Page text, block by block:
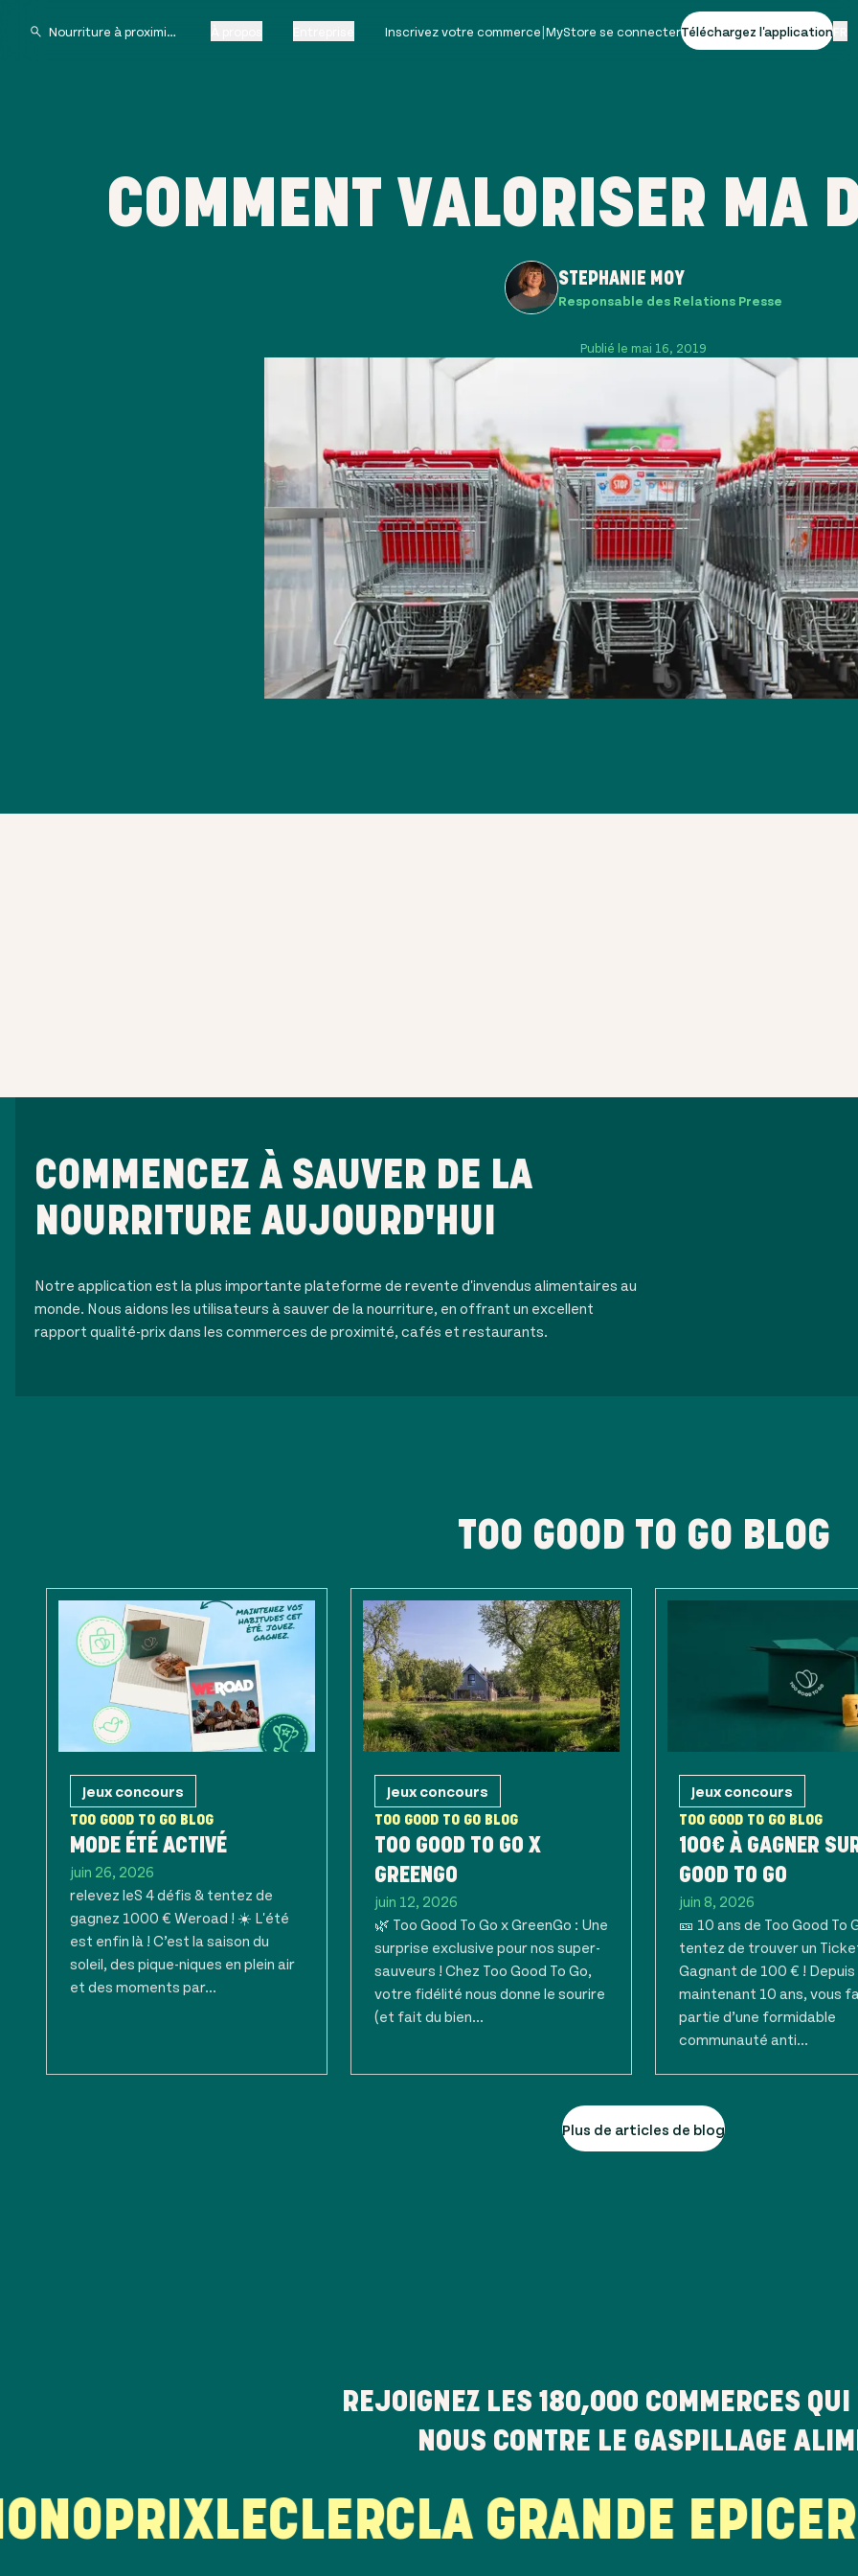
Inscrivez votre commerce|MyStore se connecterTéléchargez l'application
COMMENT VALORISER MA
STEPHANIE MOY
Responsable des Relations Presse
Publié le mai 16, 2019
COMMENCEZ À SAUVER DE LA
NOURRITURE AUJOURD'HUI
Notre application est la plus importante plateforme de revente d'invendus alimentaires au
monde. Nous aidons les utilisateurs à sauver de la nourriture, en offrant un excellent
rapport qualité-prix dans les commerces de proximité, cafés et restaurants.
TOO GOOD TO GO BLOG
Jeux concours
TOO GOOD TO GO BLOG
MODE ÉTÉ ACTIVÉ
juin 26, 2026
relevez leS 4 défis & tentez de
gagnez 1000 € Weroad ! ☀️ L'été
est enfin là ! C’est la saison du
soleil, des pique-niques en plein air
et des moments par...
Jeux concours
TOO GOOD TO GO BLOG
TOO GOOD TO GO X
GREENGO
juin 12, 2026
🌿 Too Good To Go x GreenGo : Une
surprise exclusive pour nos super-
sauveurs ! Chez Too Good To Go,
votre fidélité nous donne le sourire
(et fait du bien...
Jeux concours
TOO GOOD TO GO BLOG
100€ À GAGNER
GOOD TO GO
juin 8, 2026
🎫 10 ans de Too Good To
tentez de trouver un
Gagnant de 100 € ! Depuis
maintenant 10 ans, vous
partie d’une formidable
communauté anti...
Plus de articles de blog
REJOIGNEZ LES 180,000 COMMERCES
NOUS CONTRE LE GASPILLAGE
LECLERC LA GRANDE EPICERIE